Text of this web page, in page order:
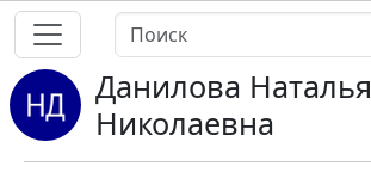
Данилова Наталья
Николаевна